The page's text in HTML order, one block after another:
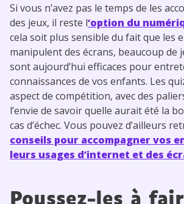
Si vous n’avez pas le temps de les
des jeux, il reste l‘option du
cela soit plus sensible du fait que les
manipulent des écrans, beaucoup de
sont aujourd’hui efficaces pour
connaissances de vos enfants. Les
aspect de compétition, avec des
l’envie de savoir quelle aurait été la
cas d’échec. Vous pouvez d’ailleurs
conseils pour accompagner vos
leurs usages d’internet et des
Poussez-les à